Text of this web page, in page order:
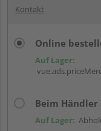
Kontakt
Online
Auf Lager:
Beim Händler
Auf Lager: